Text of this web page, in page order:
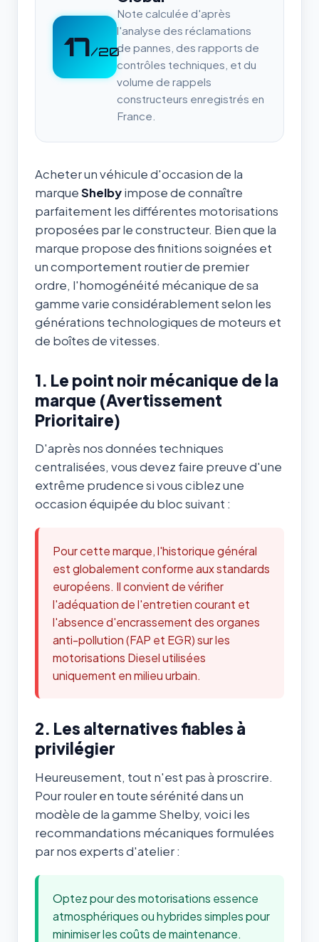
17/20
Note calculée d'après
l'analyse des réclamations
de pannes, des rapports de
contrôles techniques, et du
volume de rappels
constructeurs enregistrés en
France.
Acheter un véhicule d'occasion de la
marqueShelbyimpose de connaître
parfaitement les différentes motorisations
proposées par le constructeur. Bien que la
marque propose des finitions soignées et
un comportement routier de premier
ordre, l'homogénéité mécanique de sa
gamme varie considérablement selon les
générations technologiques de moteurs et
de boîtes de vitesses.
1. Le point noir mécanique de la
marque (Avertissement
Prioritaire)
D'après nos données techniques
centralisées, vous devez faire preuve d'une
extrême prudence si vous ciblez une
occasion équipée du bloc suivant :
Pour cette marque, l'historique général
est globalement conforme aux standards
européens. Il convient de vérifier
l'adéquation de l'entretien courant et
l'absence d'encrassement des organes
anti-pollution (FAP et EGR) sur les
motorisations Diesel utilisées
uniquement en milieu urbain.
2. Les alternatives fiables à
privilégier
Heureusement, tout n'est pas à proscrire.
Pour rouler en toute sérénité dans un
modèle de la gamme Shelby, voici les
recommandations mécaniques formulées
par nos experts d'atelier :
Optez pour des motorisations essence
atmosphériques ou hybrides simples pour
minimiser les coûts de maintenance.